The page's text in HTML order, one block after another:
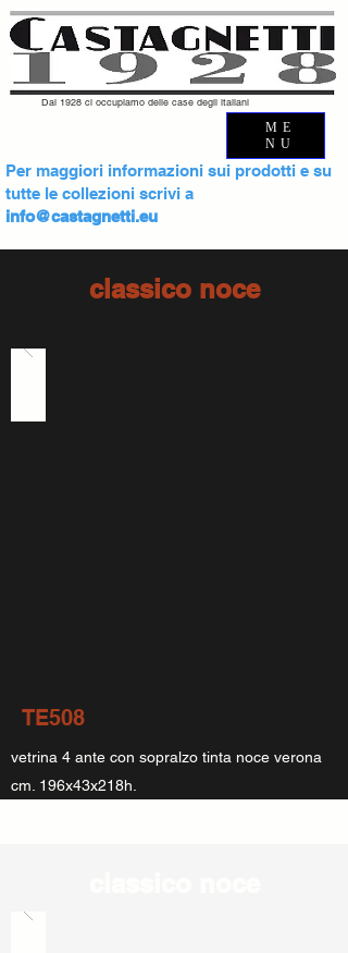
Dal 1928 ci occupiamo delle case degli italiani
Per maggiori informazioni sui prodotti e su
tutte le collezioni scrivi a
info@castagnetti.eu
ME
NU
classico noce
TE508
vetrina 4 ante con sopralzo tinta noce verona
cm. 196x43x218h.